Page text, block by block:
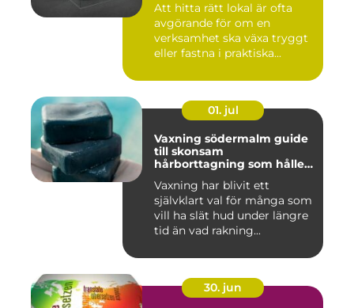
Att hitta rätt lokal är ofta
avgörande för om en
verksamhet ska växa tryggt
eller fastna i praktiska...
01. jul
Vaxning södermalm guide
till skonsam
hårborttagning som håller
Vaxning har blivit ett
självklart val för många som
vill ha slät hud under längre
tid än vad rakning...
30. jun